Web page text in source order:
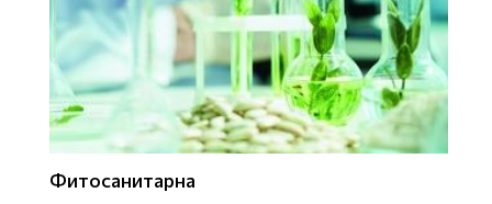
Фитосанитарна